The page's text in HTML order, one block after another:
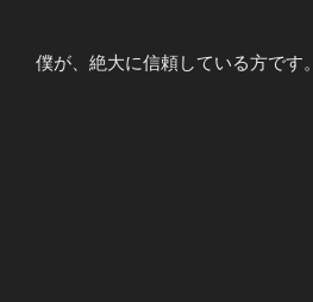
僕が、絶大に信頼している方です。